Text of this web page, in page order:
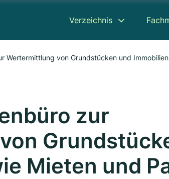
Verzeichnis
Sachverständigenbüro zur
zur
Mieten und